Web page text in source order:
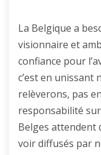
La Belgique a
visionnaire et
confiance pour
c’est en unissant
relèverons, pas
responsabilité sur
Belges attendent
voir diffusés par